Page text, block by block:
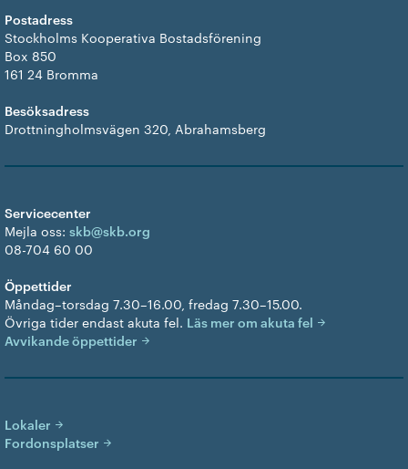
Postadress
Stockholms Kooperativa Bostadsförening
Box 850
161 24 Bromma
Besöksadress
Drottningholmsvägen 320, Abrahamsberg
Servicecenter
Mejla oss: skb@skb.org
08-704 60 00
Öppettider
Måndag–torsdag 7.30–16.00, fredag 7.30–15.00.
Övriga tider endast akuta fel. Läs mer om akuta fel
Avvikande öppettider
Lokaler
Fordonsplatser